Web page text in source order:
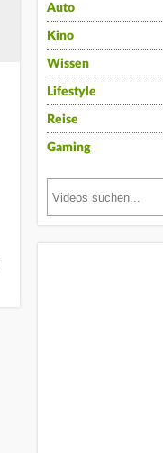
Auto
Kino
Wissen
Lifestyle
Reise
Gaming